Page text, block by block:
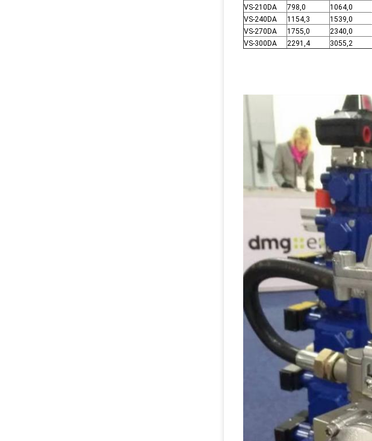
VS-210DA
798,0 1064,0
VS-240DA
1154,3 1539,0
VS-270DA
1755,0 2340,0
VS-300DA
2291,4 3055,2